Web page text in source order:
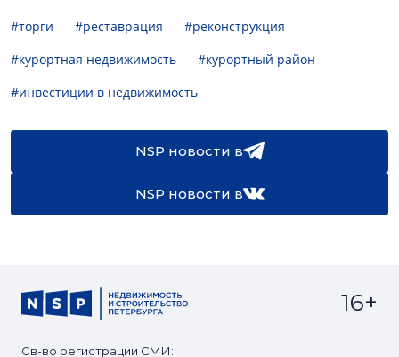
#торги #реставрация
#реконструкция
#курортная недвижимость
#курортный район
#инвестиции в недвижимость
NSP новости в
NSP новости в
Св-во регистрации СМИ:
16+